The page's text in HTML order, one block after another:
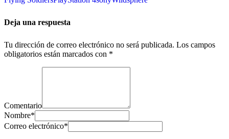
Deja una respuesta
Tu dirección de correo electrónico no será publicada. Los campos
obligatorios están marcados con *
Comentario
Nombre*
Correo electrónico*